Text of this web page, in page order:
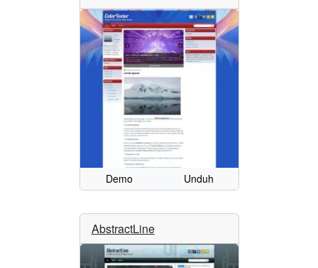
Demo Unduh
AbstractLine